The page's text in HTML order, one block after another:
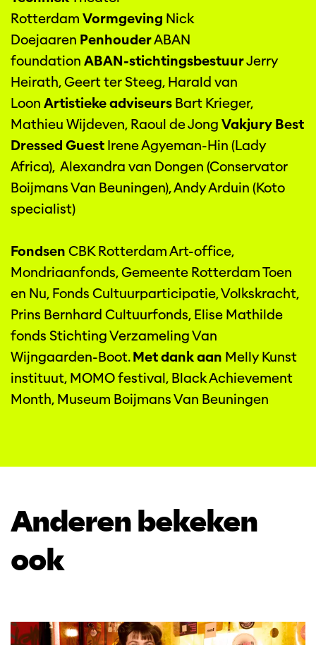
Rotterdam Vormgeving Nick
Doejaaren PenhouderABAN
foundation ABAN-stichtingsbestuurJerry
Heirath, Geert ter Steeg, Harald van
Loon Artistieke adviseurs Bart Krieger,
Mathieu Wijdeven, Raoul de Jong Vakjury Best
Dressed Guest Irene Agyeman-Hin (Lady
Africa), Alexandra van Dongen (Conservator
Boijmans Van Beuningen), Andy Arduin (Koto
specialist)
Fondsen CBK Rotterdam Art-office,
Mondriaanfonds, Gemeente Rotterdam Toen
en Nu, Fonds Cultuurparticipatie, Volkskracht,
Prins Bernhard Cultuurfonds, Elise Mathilde
fonds Stichting Verzameling Van
Wijngaarden-Boot.Met dank aan Melly Kunst
instituut, MOMO festival, Black Achievement
Month, Museum Boijmans Van Beuningen
Anderen bekeken
ook